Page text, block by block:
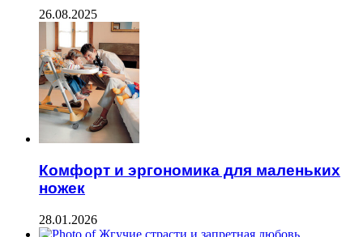
26.08.2025
Комфорт и эргономика для маленьких
ножек
28.01.2026